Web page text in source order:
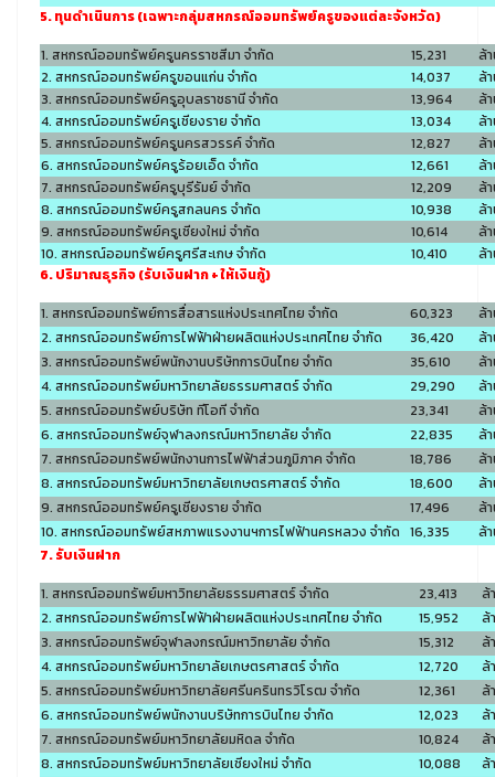
5. ทุนดำเนินการ (เฉพาะกลุ่มสหกรณ์ออมทรัพย์ครูของแต่ละจังหวัด)
1. สหกรณ์ออมทรัพย์ครูนครราชสีมา จำกัด
15,231
ล้
2. สหกรณ์ออมทรัพย์ครูขอนแก่น จำกัด
14,037
ล้
3. สหกรณ์ออมทรัพย์ครูอุบลราชธานี จำกัด
13,964
ล้
4. สหกรณ์ออมทรัพย์ครูเชียงราย จำกัด
13,034
ล้
5. สหกรณ์ออมทรัพย์ครูนครสวรรค์ จำกัด
12,827
ล้
6. สหกรณ์ออมทรัพย์ครูร้อยเอ็ด จำกัด
12,661
ล้
7. สหกรณ์ออมทรัพย์ครูบุรีรัมย์ จำกัด
12,209
ล้
8. สหกรณ์ออมทรัพย์ครูสกลนคร จำกัด
10,938
ล้
9. สหกรณ์ออมทรัพย์ครูเชียงใหม่ จำกัด
10,614
ล้
10. สหกรณ์ออมทรัพย์ครูศรีสะเกษ จำกัด
10,410
ล้
6. ปริมาณธุรกิจ (รับเงินฝาก + ให้เงินกู้)
1. สหกรณ์ออมทรัพย์การสื่อสารแห่งประเทศไทย จำกัด
60,323
ล้
2. สหกรณ์ออมทรัพย์การไฟฟ้าฝ่ายผลิตแห่งประเทศไทย จำกัด
36,420
ล้
3. สหกรณ์ออมทรัพย์พนักงานบริษัทการบินไทย จำกัด
35,610
ล้
4. สหกรณ์ออมทรัพย์มหาวิทยาลัยธรรมศาสตร์ จำกัด
29,290
ล้
5. สหกรณ์ออมทรัพย์บริษัท ทีโอที จำกัด
23,341
ล้
6. สหกรณ์ออมทรัพย์จุฬาลงกรณ์มหาวิทยาลัย จำกัด
22,835
ล้
7. สหกรณ์ออมทรัพย์พนักงานการไฟฟ้าส่วนภูมิภาค จำกัด
18,786
ล้
8. สหกรณ์ออมทรัพย์มหาวิทยาลัยเกษตรศาสตร์ จำกัด
18,600
ล้
9. สหกรณ์ออมทรัพย์ครูเชียงราย จำกัด
17,496
ล้
10. สหกรณ์ออมทรัพย์สหภาพแรงงานฯการไฟฟ้านครหลวง จำกัด 16,335
ล้
7. รับเงินฝาก
1. สหกรณ์ออมทรัพย์มหาวิทยาลัยธรรมศาสตร์ จำกัด
23,413
ล้
2. สหกรณ์ออมทรัพย์การไฟฟ้าฝ่ายผลิตแห่งประเทศไทย จำกัด
15,952
ล้
3. สหกรณ์ออมทรัพย์จุฬาลงกรณ์มหาวิทยาลัย จำกัด
15,312
ล้
4. สหกรณ์ออมทรัพย์มหาวิทยาลัยเกษตรศาสตร์ จำกัด
12,720
ล้
5. สหกรณ์ออมทรัพย์มหาวิทยาลัยศรีนครินทรวิโรฒ จำกัด
12,361
ล้
6. สหกรณ์ออมทรัพย์พนักงานบริษัทการบินไทย จำกัด
12,023
ล้
7. สหกรณ์ออมทรัพย์มหาวิทยาลัยมหิดล จำกัด
10,824
ล้
8. สหกรณ์ออมทรัพย์มหาวิทยาลัยเชียงใหม่ จำกัด
10,088
ล้